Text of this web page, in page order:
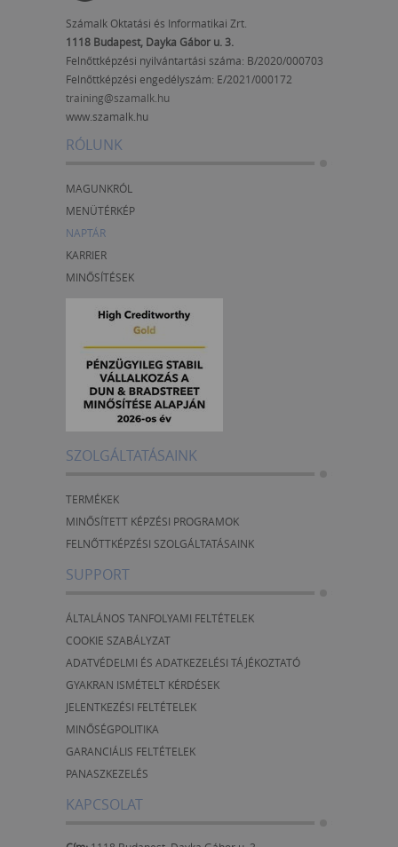
Számalk Oktatási és Informatikai Zrt.
1118 Budapest, Dayka Gábor u. 3.
Felnőttképzési nyilvántartási száma: B/2020/000703
Felnőttképzési engedélyszám: E/2021/000172
training@szamalk.hu
www.szamalk.hu
RÓLUNK
MAGUNKRÓL
MENÜTÉRKÉP
NAPTÁR
KARRIER
MINŐSÍTÉSEK
SZOLGÁLTATÁSAINK
TERMÉKEK
MINŐSÍTETT KÉPZÉSI PROGRAMOK
FELNŐTTKÉPZÉSI SZOLGÁLTATÁSAINK
SUPPORT
ÁLTALÁNOS TANFOLYAMI FELTÉTELEK
COOKIE SZABÁLYZAT
ADATVÉDELMI ÉS ADATKEZELÉSI TÁJÉKOZTATÓ
GYAKRAN ISMÉTELT KÉRDÉSEK
JELENTKEZÉSI FELTÉTELEK
MINŐSÉGPOLITIKA
GARANCIÁLIS FELTÉTELEK
PANASZKEZELÉS
KAPCSOLAT